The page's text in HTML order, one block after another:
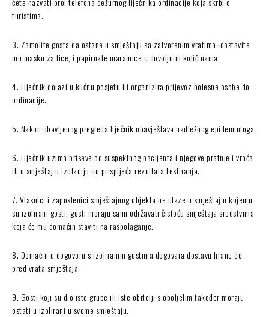
turistima.
3. Zamolite gosta da ostane u smještaju sa zatvorenim vratima, dostavite
mu masku za lice, i papirnate maramice u dovoljnim količinama.
4. Liječnik dolazi u kućnu posjetu ili organizira prijevoz bolesne osobe do
ordinacije.
5. Nakon obavljenog pregleda liječnik obavještava nadležnog epidemiologa.
6. Liječnik uzima briseve od suspektnog pacijenta i njegove pratnje i vraća
ih u smještaj u izolaciju do prispijeća rezultata testiranja.
7. Vlasnici i zaposlenici smještajnog objekta ne ulaze u smještaj u kojemu
su izolirani gosti, gosti moraju sami održavati čistoću smještaja sredstvima
koja će mu domaćin staviti na raspolaganje.
8. Domaćin u dogovoru s izoliranim gostima dogovara dostavu hrane do
pred vrata smještaja.
9. Gosti koji su dio iste grupe ili iste obitelji s oboljelim također moraju
ostati u izolirani u svome smještaju.